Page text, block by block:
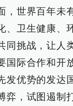
，世界百年未
、卫生健康、
同挑战，让人
国际合作和开
发优势的发达
弈，试图遏制